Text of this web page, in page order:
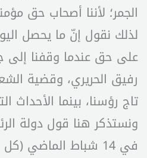
الجمر؛ لأننا أصحاب حق
لذلك نقول إنّ ما يحصل
على حق عندما وقفنا إلى
رفيق الحريري، وقضية
تاج رؤسنا، بينما الأحداث
ونستذكر هنا قول دولة
في 14 شباط الماضي (كل شي بوقته حلو)”.